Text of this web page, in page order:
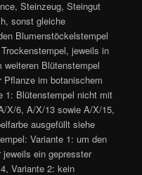
Steinzeug, Steingut
sonst gleiche
Blumenstöckelstempel
jeweils in
weiteren Blütenstempel
im botanischem
1: Blütenstempel nicht mit
X/6, A/X/13 sowie A/X/15,
ausgefüllt siehe
Variante 1: um den
ein gepresster
Variante 2: kein